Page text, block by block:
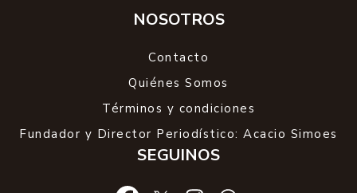
NOSOTROS
Contacto
Quiénes Somos
Términos y condiciones
Fundador y Director Periodístico: Acacio Simoes
SEGUINOS